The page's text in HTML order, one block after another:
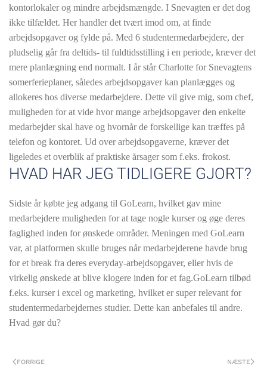
kontorlokaler og mindre arbejdsmængde. I Snevagten er det dog
ikke tilfældet. Her handler det tvært imod om, at finde
arbejdsopgaver og fylde på. Med 6 studentermedarbejdere, der
pludselig går fra deltids- til fuldtidsstilling i en periode, kræver det
mere planlægning end normalt. I år står Charlotte for Snevagtens
somerferieplaner, således arbejdsopgaver kan planlægges og
allokeres hos diverse medarbejdere. Dette vil give mig, som chef,
muligheden for at vide hvor mange arbejdsopgaver den enkelte
medarbejder skal have og hvornår de forskellige kan træffes på
telefon og kontoret. Ud over arbejdsopgaverne, kræver det
ligeledes et overblik af praktiske årsager som f.eks. frokost.
HVAD HAR JEG TIDLIGERE GJORT?
Sidste år købte jeg adgang til GoLearn, hvilket gav mine
medarbejdere muligheden for at tage nogle kurser og øge deres
faglighed inden for ønskede områder. Meningen med GoLearn
var, at platformen skulle bruges når medarbejderene havde brug
for et break fra deres everyday-arbejdsopgaver, eller hvis de
virkelig ønskede at blive klogere inden for et fag.GoLearn tilbød
f.eks. kurser i excel og marketing, hvilket er super relevant for
studentermedarbejdernes studier. Dette kan anbefales til andre.
Hvad gør du?
FORRIGE NÆSTE